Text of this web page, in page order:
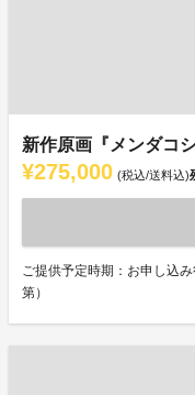
新作原画『メンダコ
¥275,000 (税込/送料込)
ご提供予定時期：お申し込
第）